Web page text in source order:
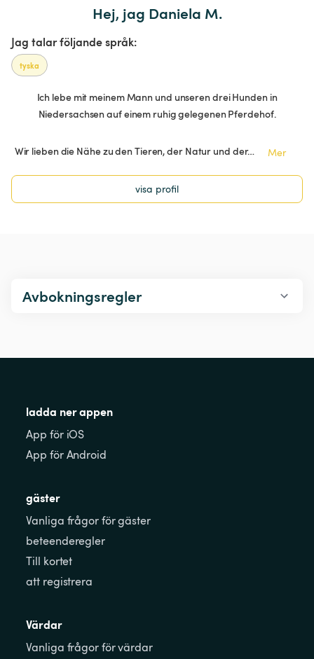
Hej, jag Daniela M.
Jag talar följande språk:
tyska
Ich lebe mit meinem Mann und unseren drei Hunden in
Niedersachsen auf einem ruhig gelegenen Pferdehof.
Wir lieben die Nähe zu den Tieren, der Natur und der… Mer
visa profil
Avbokningsregler
ladda ner appen
App för iOS
App för Android
gäster
Vanliga frågor för gäster
beteenderegler
Till kortet
att registrera
Värdar
Vanliga frågor för värdar